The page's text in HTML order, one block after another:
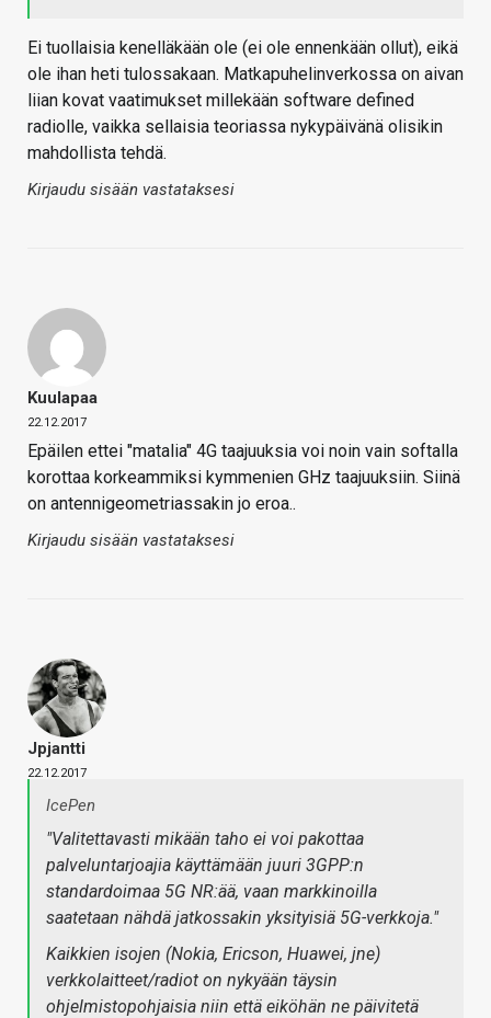
Ei tuollaisia kenelläkään ole (ei ole ennenkään ollut), eikä
ole ihan heti tulossakaan. Matkapuhelinverkossa on aivan
liian kovat vaatimukset millekään software defined
radiolle, vaikka sellaisia teoriassa nykypäivänä olisikin
mahdollista tehdä.
Kirjaudu sisään vastataksesi
Kuulapaa
22.12.2017
Epäilen ettei "matalia" 4G taajuuksia voi noin vain softalla
korottaa korkeammiksi kymmenien GHz taajuuksiin. Siinä
on antennigeometriassakin jo eroa..
Kirjaudu sisään vastataksesi
Jpjantti
22.12.2017
IcePen
"Valitettavasti mikään taho ei voi pakottaa
palveluntarjoajia käyttämään juuri 3GPP:n
standardoimaa 5G NR:ää, vaan markkinoilla
saatetaan nähdä jatkossakin yksityisiä 5G-verkkoja."
Kaikkien isojen (Nokia, Ericson, Huawei, jne)
verkkolaitteet/radiot on nykyään täysin
ohjelmistopohjaisia niin että eiköhän ne päivitetä